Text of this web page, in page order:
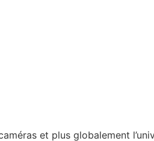
et plus globalement